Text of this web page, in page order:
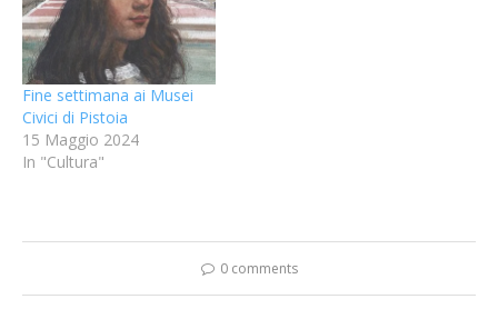
Fine settimana ai Musei
Civici di Pistoia
15 Maggio 2024
In "Cultura"
0 comments